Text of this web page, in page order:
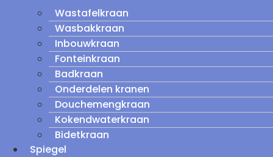
Wastafelkraan
Wasbakkraan
Inbouwkraan
Fonteinkraan
Badkraan
Onderdelen kranen
Douchemengkraan
Kokendwaterkraan
Bidetkraan
Spiegel